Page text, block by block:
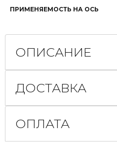
ПРИМЕНЯЕМОСТЬ НА ОСЬ
ОПИСАНИЕ
ДОСТАВКА
ОПЛАТА